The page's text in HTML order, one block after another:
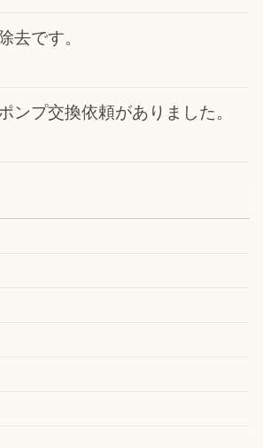
去です。
ンプ交換依頼がありました。